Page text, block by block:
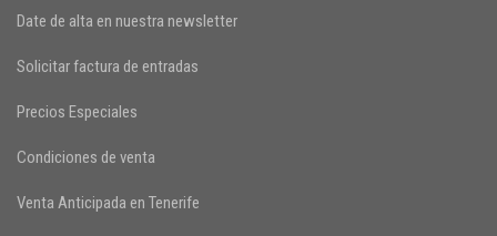
Date de alta en nuestra newsletter
Solicitar factura de entradas
Precios Especiales
Condiciones de venta
Venta Anticipada en Tenerife